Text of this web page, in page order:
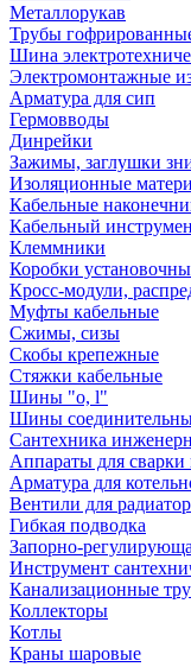
Металлорукав
Трубы
Шина
Электромонтажные
Арматура для сип
Гермовводы
Динрейки
Зажимы, заглушки
Изоляционные
Кабельные
Кабельный
Клеммники
Коробки
Кросс-модули,
Муфты кабельные
Сжимы, сизы
Скобы крепежные
Стяжки кабельные
Шины "o, l"
Шины
Сантехника
Аппараты для
Арматура для
Вентили для
Гибкая подводка
Запорно-
Инструмент
Канализационные
Коллекторы
Котлы
Краны шаровые